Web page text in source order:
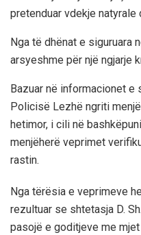
pretenduar vdekje natyrale
Nga të dhënat e siguruara
arsyeshme për një ngjarje
Bazuar në informacionet e
Policisë Lezhë ngriti
hetimor, i cili në
menjëherë veprimet
rastin.
Nga tërësia e veprimeve
rezultuar se shtetasja D.
pasojë e goditjeve me